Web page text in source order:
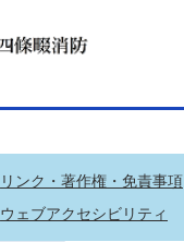
リンク・著作権・免責事項
ウェブアクセシビリティ